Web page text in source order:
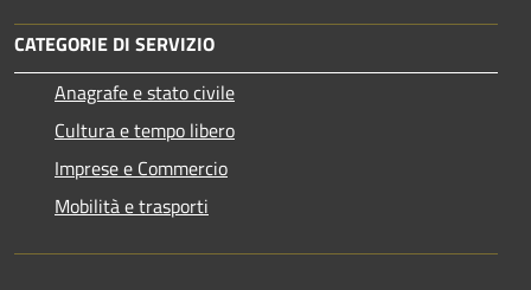
CATEGORIE DI SERVIZIO
Anagrafe e stato civile
Cultura e tempo libero
Imprese e Commercio
Mobilità e trasporti